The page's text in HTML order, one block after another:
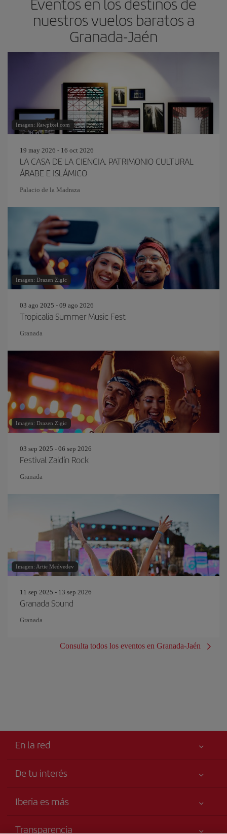
nuestros vuelos baratos a
Granada-Jaén
Imagen: Rawpixel.com
19 may 2026 - 16 oct 2026
LA CASA DE LA CIENCIA. PATRIMONIO CULTURAL
ÁRABE E ISLÁMICO
Palacio de la Madraza
Imagen: Drazen Zigic
03 ago 2025 - 09 ago 2026
Tropicalia Summer Music Fest
Granada
Imagen: Drazen Zigic
03 sep 2025 - 06 sep 2026
Festival Zaidín Rock
Granada
Imagen: Artie Medvedev
11 sep 2025 - 13 sep 2026
Granada Sound
Granada
Consulta todos los eventos en Granada-Jaén
En la red
De tu interés
Accesibilidad
Iberia es más
Transparencia